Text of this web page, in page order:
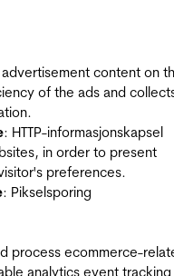
content on
of the ads and
: HTTP-informasjonskapsel
in order to present
preferences.
: Pikselsporing
process ecommerce-
analytics event tracking